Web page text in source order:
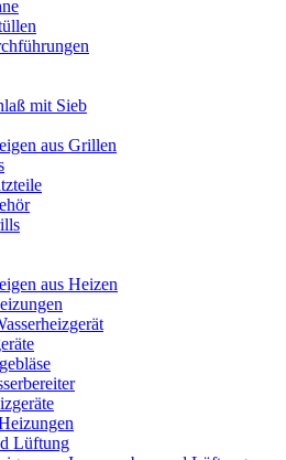
mit Sieb
aus Grillen
aus Heizen
Lüftung